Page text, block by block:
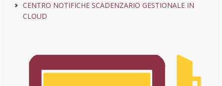
CENTRO NOTIFICHE SCADENZARIO GESTIONALE IN
CLOUD